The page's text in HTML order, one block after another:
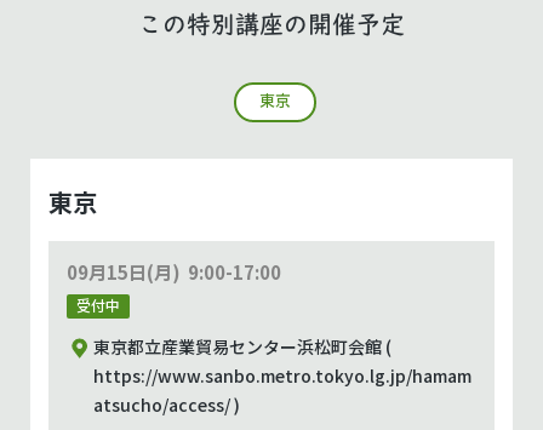
この特別講座の開催予定
東京
東京
09月15日(月) 9:00-17:00
受付中
東京都立産業貿易センター浜松町会館 (
https://www.sanbo.metro.tokyo.lg.jp/hamam
atsucho/access/ )